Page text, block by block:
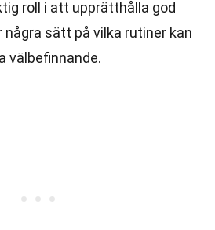
roll i att upprätthålla god
några sätt på vilka rutiner kan
välbefinnande.